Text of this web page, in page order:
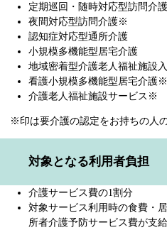
定期巡回・随時対応型訪問介
夜間対応型訪問介護※
認知症対応型通所介護
小規模多機能型居宅介護
地域密着型介護老人福祉施設
看護小規模多機能型居宅介護※
介護老人福祉施設サービス※
※印は要介護の認定をお持ちの人
対象となる利用者負担
介護サービス費の1割分
対象サービス利用時の食費・
所者介護予防サービス費が支